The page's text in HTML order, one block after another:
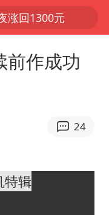
涨回1300元
案嫌疑人落网
前作成功
24